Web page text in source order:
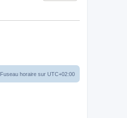
Fuseau horaire sur UTC+02:00